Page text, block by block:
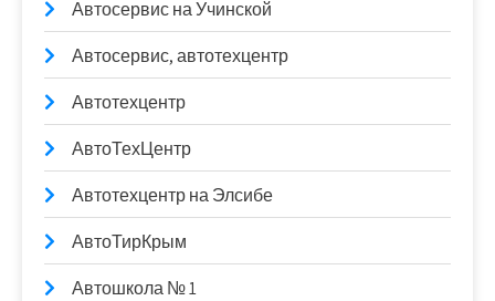
Автосервис на Учинской
Автосервис, автотехцентр
Автотехцентр
АвтоТехЦентр
Автотехцентр на Элсибе
АвтоТирКрым
Автошкола № 1